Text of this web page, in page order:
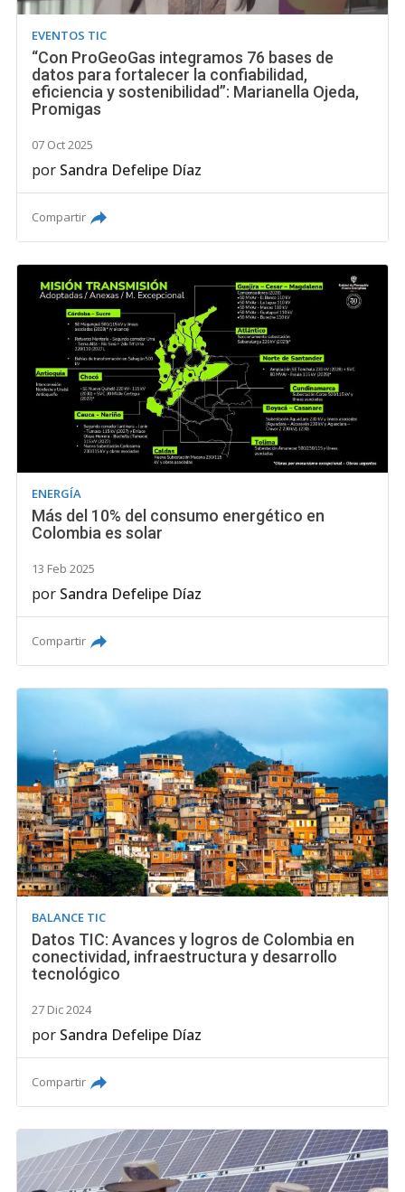
EVENTOS TIC
“Con ProGeoGas integramos 76 bases de
datos para fortalecer la confiabilidad,
eficiencia y sostenibilidad”: Marianella Ojeda,
Promigas
07 Oct 2025
por Sandra Defelipe Díaz
Compartir
ENERGÍA
Más del 10% del consumo energético en
Colombia es solar
13 Feb 2025
por Sandra Defelipe Díaz
Compartir
BALANCE TIC
Datos TIC: Avances y logros de Colombia en
conectividad, infraestructura y desarrollo
tecnológico
27 Dic 2024
por Sandra Defelipe Díaz
Compartir